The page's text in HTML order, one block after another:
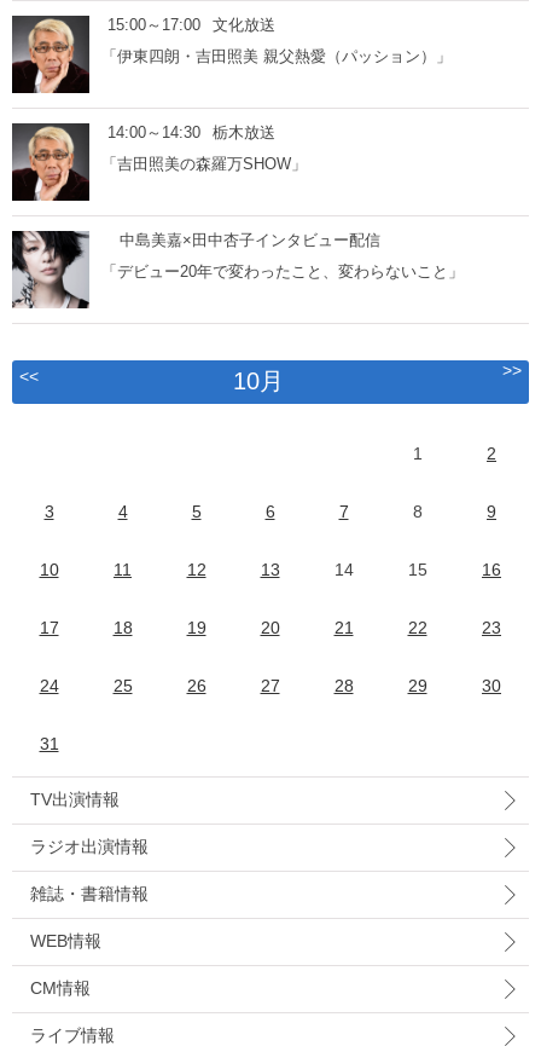
15:00～17:00
文化放送
「伊東四朗・吉田照美 親父熱愛（パッション）」
14:00～14:30
栃木放送
「吉田照美の森羅万SHOW」
中島美嘉×田中杏子インタビュー配信
「デビュー20年で変わったこと、変わらないこと」
<< 10月 >>
1 2
3 4 5 6 7 8 9
10 11 12 13 14 15 16
17 18 19 20 21 22 23
24 25 26 27 28 29 30
31
TV出演情報
ラジオ出演情報
雑誌・書籍情報
WEB情報
CM情報
ライブ情報